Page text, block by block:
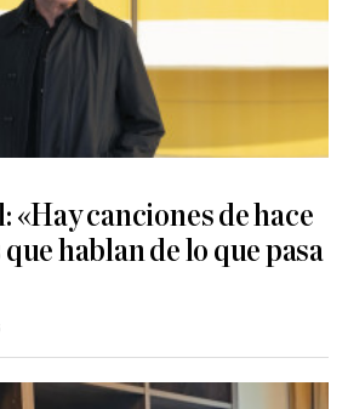
canciones de hace
hablan de lo que pasa